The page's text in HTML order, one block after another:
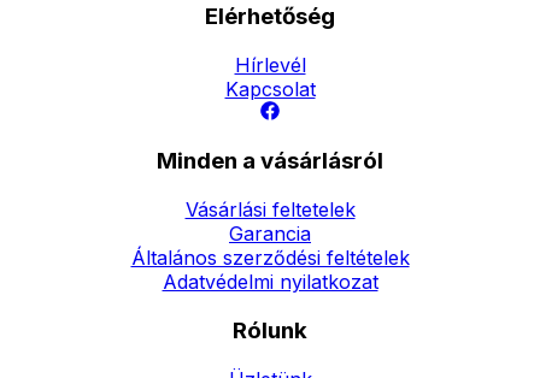
Elérhetőség
Hírlevél
Kapcsolat
Minden a vásárlásról
Vásárlási feltetelek
Garancia
Általános szerződési feltételek
Adatvédelmi nyilatkozat
Rólunk